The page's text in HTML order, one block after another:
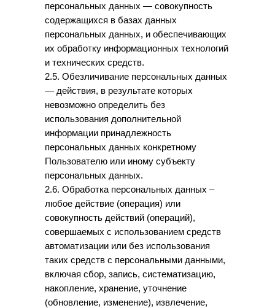
персональных данных — совокупность
содержащихся в базах данных
персональных данных, и обеспечивающих
их обработку информационных технологий
и технических средств.
2.5. Обезличивание персональных данных
— действия, в результате которых
невозможно определить без
использования дополнительной
информации принадлежность
персональных данных конкретному
Пользователю или иному субъекту
персональных данных.
2.6. Обработка персональных данных –
любое действие (операция) или
совокупность действий (операций),
совершаемых с использованием средств
автоматизации или без использования
таких средств с персональными данными,
включая сбор, запись, систематизацию,
накопление, хранение, уточнение
(обновление, изменение), извлечение,